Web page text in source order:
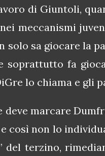
di Giuntoli,
meccanismi
solo sa giocare la
soprattutto fa
lo chiama e gli
deve marcare
così non lo
del terzino,